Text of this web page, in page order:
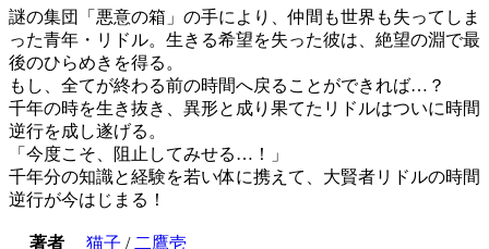
謎の集団「悪意の箱」の手により、仲間も世界も失ってしま
った青年・リドル。生きる希望を失った彼は、絶望の淵で最
後のひらめきを得る。
もし、全てが終わる前の時間へ戻ることができれば…？
千年の時を生き抜き、異形と成り果てたリドルはついに時間
逆行を成し遂げる。
「今度こそ、阻止してみせる…！」
千年分の知識と経験を若い体に携えて、大賢者リドルの時間
逆行が今はじまる！
著者 猫子 / 二鷹壱